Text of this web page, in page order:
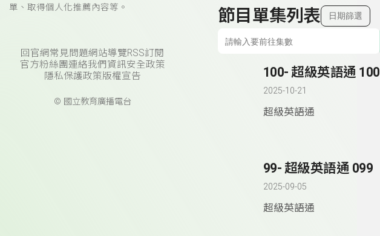
單、取得個人化推薦內容等。
回官網常見問題網站導覽RSS訂閱
官方粉絲團連絡我們 資訊安全政策
隱私保護政策版權宣告
© 國立教育廣播電台
節目單集列表 日期篩選
100- 超級英語通 100
2025-10-21
超級英語通
99- 超級英語通 099
2025-09-05
超級英語通